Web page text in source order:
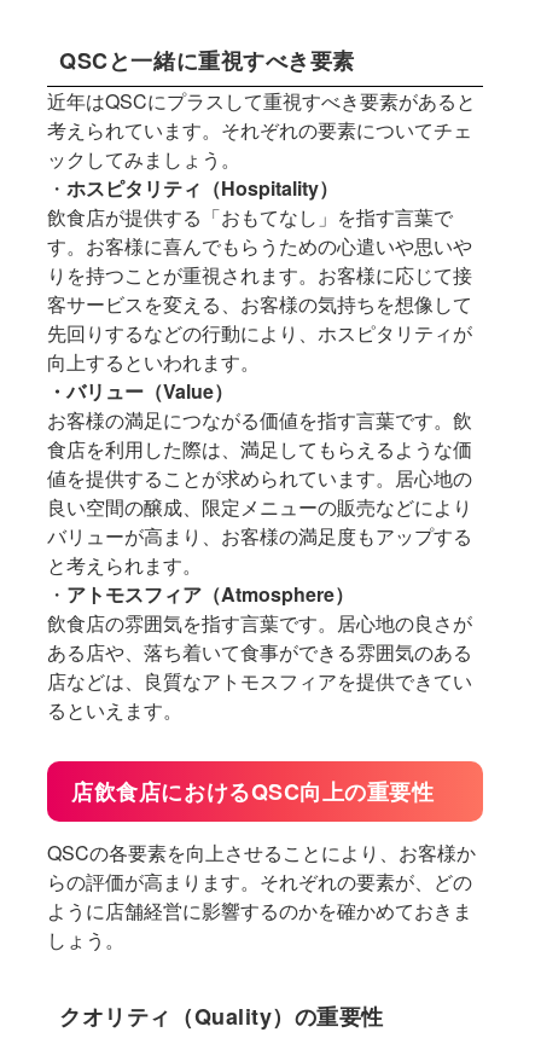
QSCと一緒に重視すべき要素
近年はQSCにプラスして重視すべき要素があると
考えられています。それぞれの要素についてチェ
ックしてみましょう。
・ホスピタリティ（Hospitality）
飲食店が提供する「おもてなし」を指す言葉で
す。お客様に喜んでもらうための心遣いや思いや
りを持つことが重視されます。お客様に応じて接
客サービスを変える、お客様の気持ちを想像して
先回りするなどの行動により、ホスピタリティが
向上するといわれます。
・バリュー（Value）
お客様の満足につながる価値を指す言葉です。飲
食店を利用した際は、満足してもらえるような価
値を提供することが求められています。居心地の
良い空間の醸成、限定メニューの販売などにより
バリューが高まり、お客様の満足度もアップする
と考えられます。
・ アトモスフィア（Atmosphere）
飲食店の雰囲気を指す言葉です。居心地の良さが
ある店や、落ち着いて食事ができる雰囲気のある
店などは、良質なアトモスフィアを提供できてい
るといえます。
店飲食店におけるQSC向上の重要性
QSCの各要素を向上させることにより、お客様か
らの評価が高まります。それぞれの要素が、どの
ように店舗経営に影響するのかを確かめておきま
しょう。
クオリティ（Quality）の重要性